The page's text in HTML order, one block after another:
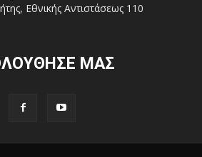
Εθνικής Αντιστάσεως 110
ΜΑΣ